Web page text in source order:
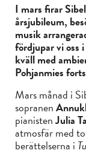
I mars firar
årsjubileum,
musik
fördjupar vi oss
kväll med
Pohjanmies
Mars månad i
sopranen
pianistenJulia
atmosfär med
berättelserna i